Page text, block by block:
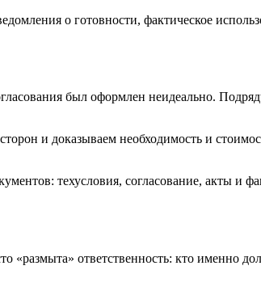
о готовности, фактическое
был оформлен неидеально.
и доказываем необходимость и
техусловия, согласование, акты и
«размыта» ответственность: кто именно